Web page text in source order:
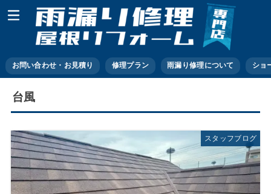
お問い合わせ・お見積り 修理プラン 雨漏り修理について ショ
台風
スタッフブログ